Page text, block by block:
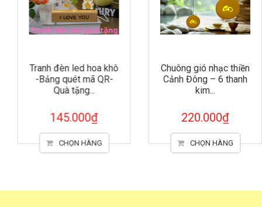
Tranh đèn led hoa khô
-Bảng quét mã QR-
Quà tặng...
145.000₫
CHỌN HÀNG
Chuông gió nhạc thiền
Cảnh Đông – 6 thanh
kim...
220.000₫
CHỌN HÀNG